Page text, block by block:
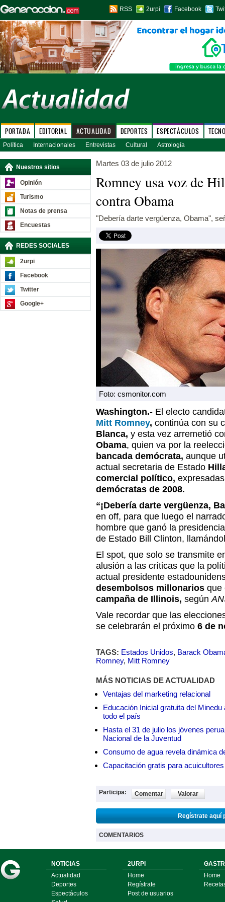
RSS 2urpi Facebook
PORTADA EDITORIAL ACTUALIDAD DEPORTES ESPECTÁCULOS
Política Internacionales Entrevistas Cultural Astrología
Nuestros sitios
Opinión
Turismo
Notas de prensa
Encuestas
REDES SOCIALES
2urpi
Facebook
Twitter
Google+
Martes 03 de julio 2012
Romney usa voz de
contra Obama
"Debería darte vergüenza, Obama",
Foto: csmonitor.com
Washington.- El electo
Mitt Romney, continúa con su
Blanca, y esta vez arremetió
Obama, quien va por la
bancada demócrata, aunque
actual secretaria de Estado
comercial político,
demócratas de 2008.
“¡Debería darte vergüenza,
en off, para que luego el
hombre que ganó la
de Estado Bill Clinton,
El spot, que solo se transmite
alusión a las críticas que la
actual presidente
desembolsos millonarios que
campaña de Illinois, según
Vale recordar que las
se celebrarán el próximo 6 de
TAGS: Estados Unidos, Barack
Romney, Mitt Romney
MÁS NOTICIAS DE ACTUALIDAD
Ventajas del marketing relacional
Educación Inicial gratuita del
todo el país
Hasta el 31 de julio los jóvenes
Nacional de la Juventud
Consumo de agua revela dinámica
Capacitación gratis para
Participa: Comentar Valorar
Regístrate aquí
COMENTARIOS
NOTICIAS
Actualidad
Deportes
Espectáculos
2URPI
Home
Regístrate
Post de usuarios
Home